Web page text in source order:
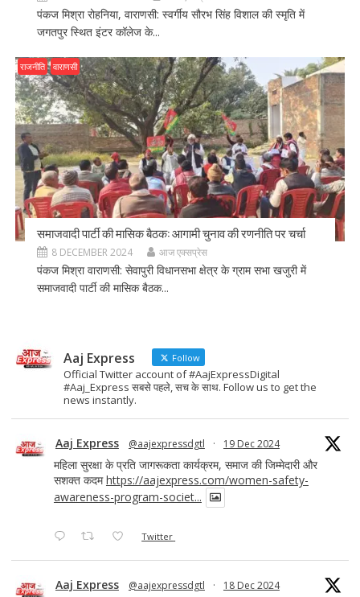
पंकज मिश्रा रोहनिया, वाराणसी: स्वर्गीय सौरभ सिंह विशाल की स्मृति में
जगतपुर स्थित इंटर कॉलेज के...
राजनीति वाराणसी
समाजवादी पार्टी की मासिक बैठक: आगामी चुनाव की रणनीति पर चर्चा
8 DECEMBER 2024 आज एक्सप्रेस
पंकज मिश्रा वाराणसी: सेवापुरी विधानसभा क्षेत्र के ग्राम सभा खजुरी में
समाजवादी पार्टी की मासिक बैठक...
Aaj Express Follow
Official Twitter account of #AajExpressDigital
#Aaj_Express सबसे पहले, सच के साथ. Follow us to get the
news instantly.
Aaj Express @aajexpressdgtl · 19 Dec 2024
महिला सुरक्षा के प्रति जागरूकता कार्यक्रम, समाज की जिम्मेदारी और
सशक्त कदमhttps://aajexpress.com/women-safety-
awareness-program-societ...
Twitter
Aaj Express @aajexpressdgtl · 18 Dec 2024